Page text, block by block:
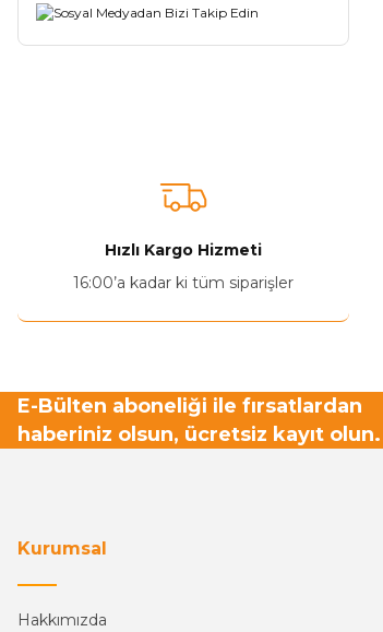
Hızlı Kargo Hizmeti
16:00’a kadar ki tüm siparişler
E-Bülten aboneliği ile fırsatlardan
haberiniz olsun, ücretsiz kayıt olun.
Kurumsal
Hakkımızda